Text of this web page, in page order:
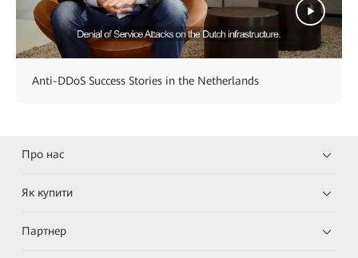
Anti-DDoS Success Stories in the Netherlands
Про нас
Як купити
Партнер